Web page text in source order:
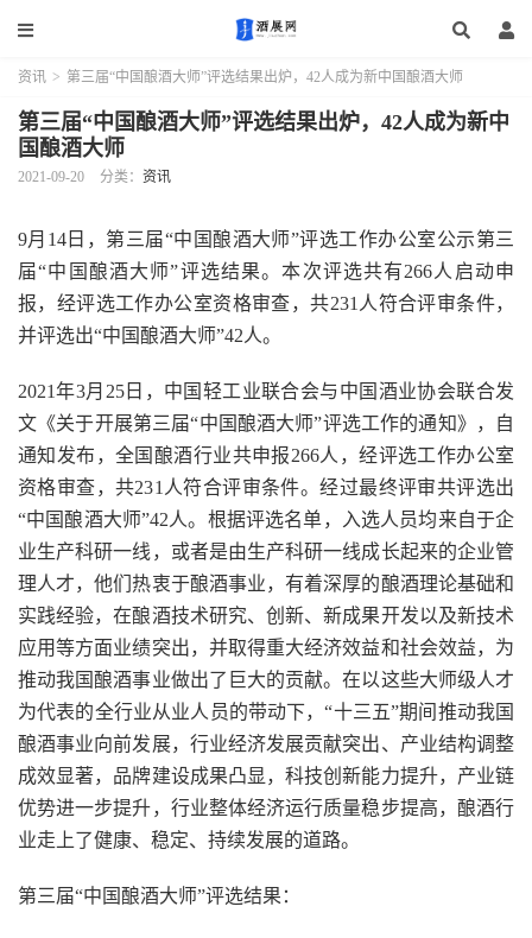
资讯 > 第三届“中国酿酒大师”评选结果出炉，42人成为新中国酿酒大师
第三届“中国酿酒大师”评选结果出炉，42人成为新中
国酿酒大师
2021-09-20 分类： 资讯
9月14日，第三届“中国酿酒大师”评选工作办公室公示第三
届“中国酿酒大师”评选结果。本次评选共有266人启动申
报，经评选工作办公室资格审查，共231人符合评审条件，
并评选出“中国酿酒大师”42人。
2021年3月25日，中国轻工业联合会与中国酒业协会联合发
文《关于开展第三届“中国酿酒大师”评选工作的通知》，自
通知发布，全国酿酒行业共申报266人，经评选工作办公室
资格审查，共231人符合评审条件。经过最终评审共评选出
“中国酿酒大师”42人。根据评选名单，入选人员均来自于企
业生产科研一线，或者是由生产科研一线成长起来的企业管
理人才，他们热衷于酿酒事业，有着深厚的酿酒理论基础和
实践经验，在酿酒技术研究、创新、新成果开发以及新技术
应用等方面业绩突出，并取得重大经济效益和社会效益，为
推动我国酿酒事业做出了巨大的贡献。在以这些大师级人才
为代表的全行业从业人员的带动下，“十三五”期间推动我国
酿酒事业向前发展，行业经济发展贡献突出、产业结构调整
成效显著，品牌建设成果凸显，科技创新能力提升，产业链
优势进一步提升，行业整体经济运行质量稳步提高，酿酒行
业走上了健康、稳定、持续发展的道路。
第三届“中国酿酒大师”评选结果：